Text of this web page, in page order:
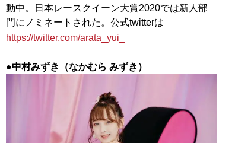
動中。日本レースクイーン大賞2020では新人部
門にノミネートされた。公式twitterは
https://twitter.com/arata_yui_
●中村みずき（なかむら みずき）